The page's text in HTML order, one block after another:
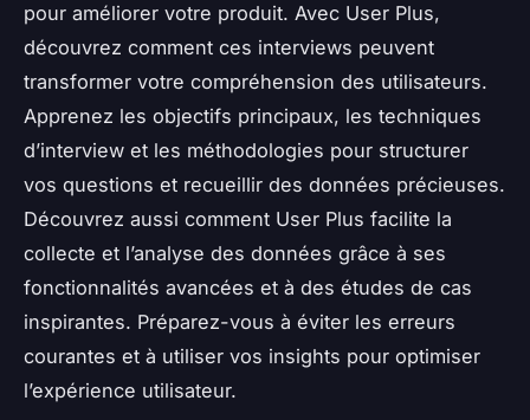
pour améliorer votre produit. Avec User Plus,
découvrez comment ces interviews peuvent
transformer votre compréhension des utilisateurs.
Apprenez les objectifs principaux, les techniques
d’interview et les méthodologies pour structurer
vos questions et recueillir des données précieuses.
Découvrez aussi comment User Plus facilite la
collecte et l’analyse des données grâce à ses
fonctionnalités avancées et à des études de cas
inspirantes. Préparez-vous à éviter les erreurs
courantes et à utiliser vos insights pour optimiser
l’expérience utilisateur.